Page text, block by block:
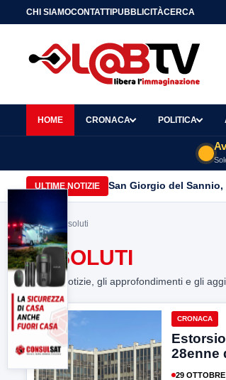
CHI SIAMOCONTATTIPUBBLICITÀCERCA
HOME CRONACA POLITICA
ULTIME NOTIZIE San Giorgio del
Home> assoluti
ASSOLUTI
Tutte le notizie, gli approfondimenti e gli
CRONACA
28enne
29